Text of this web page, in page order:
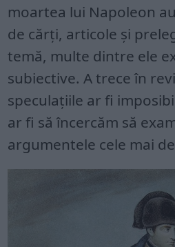
moartea lui Napoleon
de cărți, articole și
temă, multe dintre ele
subiective. A trece în
speculațiile ar fi
ar fi să încercăm să
argumentele cele mai